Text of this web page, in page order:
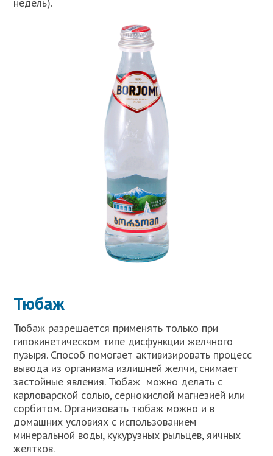
недель).
Тюбаж
Тюбаж разрешается применять только при
гипокинетическом типе дисфункции желчного
пузыря. Способ помогает активизировать процесс
вывода из организма излишней желчи, снимает
застойные явления. Тюбаж можно делать с
карловарской солью, сернокислой магнезией или
сорбитом. Организовать тюбаж можно и в
домашних условиях с использованием
минеральной воды, кукурузных рыльцев, яичных
желтков.